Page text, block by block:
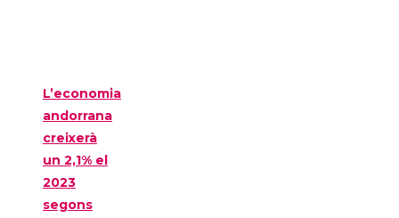
L’economia
andorrana
creixerà
un 2,1% el
2023
segons